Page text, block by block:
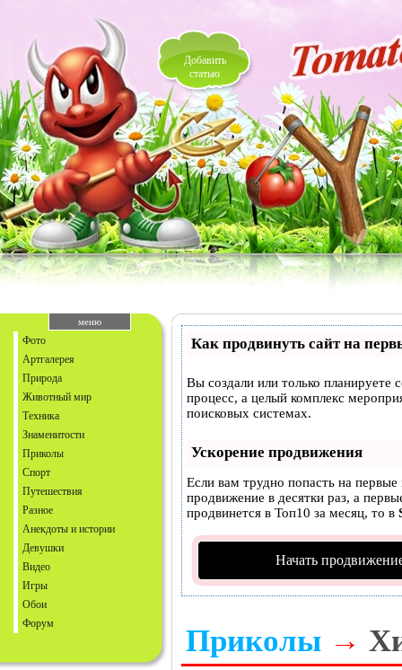
Добавить
статью
меню
Фото
Артгалерея
Природа
Животный мир
Техника
Знаменитости
Приколы
Спорт
Путешествия
Разное
Анекдоты и истории
Девушки
Видео
Игры
Обои
Форум
Как продвинуть сайт на
Вы создали или только планируете
процесс, а целый комплекс
поисковых системах.
Ускорение продвижения
Если вам трудно попасть на
продвижение в десятки раз, а
продвинется в Топ10 за месяц, то в
Начать
Приколы →